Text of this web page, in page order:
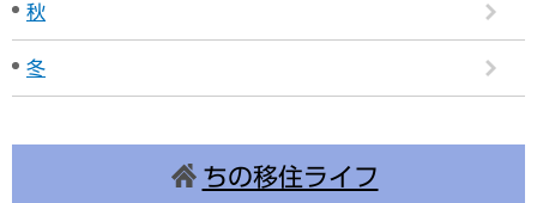
秋
冬
ちの移住ライフ